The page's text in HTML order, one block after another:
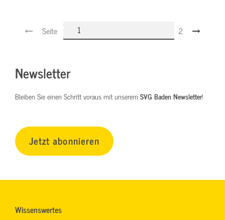
Seite 2
Newsletter
Bleiben Sie einen Schritt voraus mit unserem SVG Baden Newsletter!
Jetzt abonnieren
Wissenswertes